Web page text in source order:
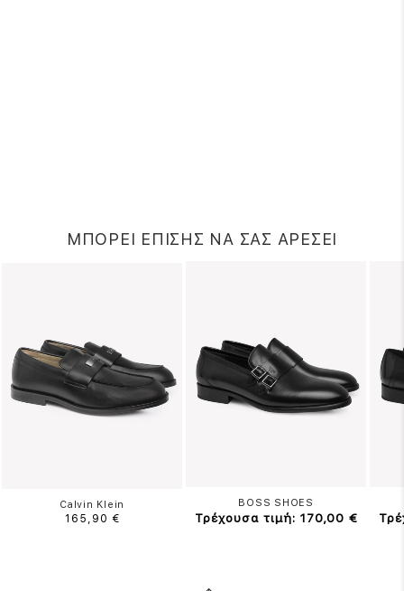
ΜΠΟΡΕΙ ΕΠΙΣΗΣ ΝΑ ΣΑΣ ΑΡΕΣΕΙ
Calvin Klein
165,90 €
BOSS SHOES
Τρέχουσα τιμή: 170,00 €